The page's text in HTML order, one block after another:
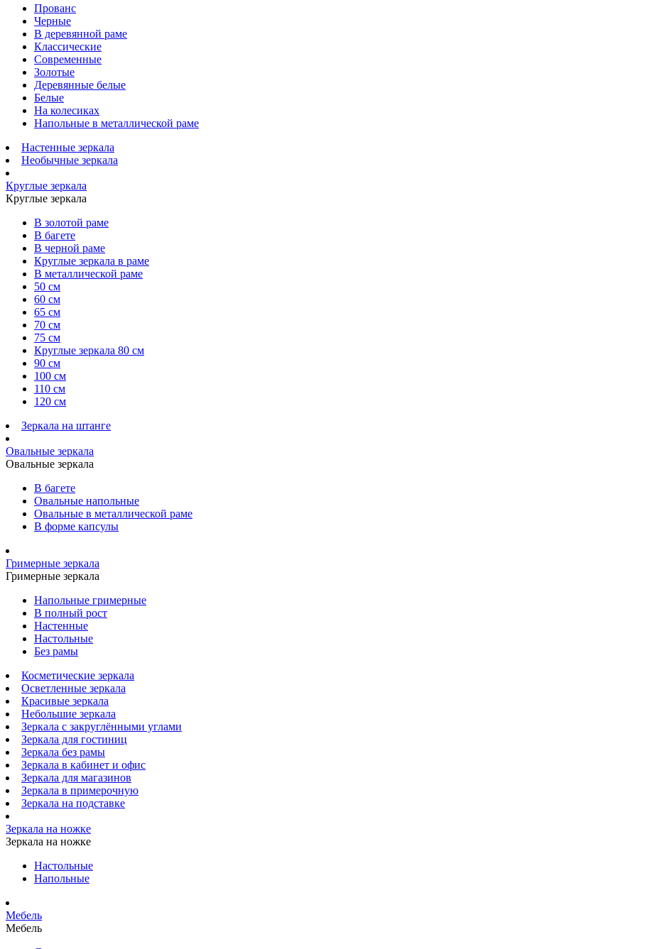
Прованс
Черные
В деревянной раме
Классические
Современные
Золотые
Деревянные белые
Белые
На колесиках
Напольные в металлической раме
Настенные зеркала
Необычные зеркала
Круглые зеркала
Круглые зеркала
В золотой раме
В багете
В черной раме
Круглые зеркала в раме
В металлической раме
50 см
60 см
65 см
70 см
75 см
Круглые зеркала 80 см
90 см
100 см
110 см
120 см
Зеркала на штанге
Овальные зеркала
Овальные зеркала
В багете
Овальные напольные
Овальные в металлической раме
В форме капсулы
Гримерные зеркала
Гримерные зеркала
Напольные гримерные
В полный рост
Настенные
Настольные
Без рамы
Косметические зеркала
Осветленные зеркала
Красивые зеркала
Небольшие зеркала
Зеркала с закруглёнными углами
Зеркала для гостиниц
Зеркала без рамы
Зеркала в кабинет и офис
Зеркала для магазинов
Зеркала в примерочную
Зеркала на подставке
Зеркала на ножке
Зеркала на ножке
Настольные
Напольные
Мебель
Мебель